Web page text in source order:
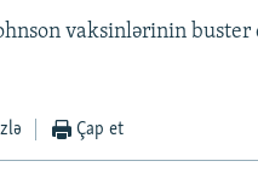
vaksinlərinin buster
Çap et